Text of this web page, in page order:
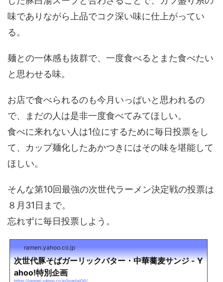
味でありながら上品でコク深い味に仕上がってい
る。
麺との一体感も抜群で、一度食べるとまた食べたい
と思わせる味。
お店で食べられるのも今月いっぱいと思われるの
で、まだの人は是非一度食べてみてほしい。
食べに来れない人は1位にするために毎日投票をし
て、カップ麺化したあかつきにはその味を堪能して
ほしい。
そんな第10回最強の次世代ラーメン決定戦の投票は
８月31日まで。
忘れずに毎日投票しよう。
ramen.yahoo.co.jp
次世代豚そばガーリックバター・中華蕎麦サンジ - Y
ahoo!特別企画